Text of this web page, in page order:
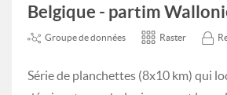
Belgique - partim
Groupe de données Raster
Série de planchettes (8x10 km) qui